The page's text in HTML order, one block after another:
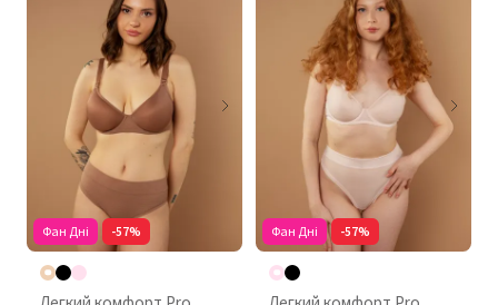
Фан Дні -57% Фан Дні -57%